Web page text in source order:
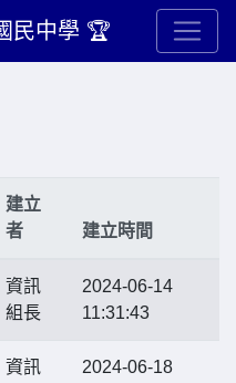
民中學 🏆
建立
者
建立時間
資訊
組長
2024-06-14
11:31:43
資訊
2024-06-18